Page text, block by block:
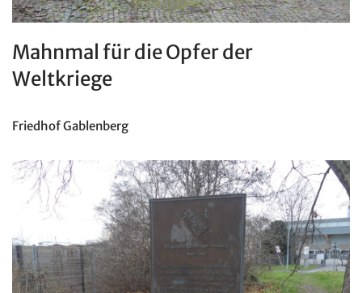
Mahnmal für die Opfer der
Weltkriege
Friedhof Gablenberg